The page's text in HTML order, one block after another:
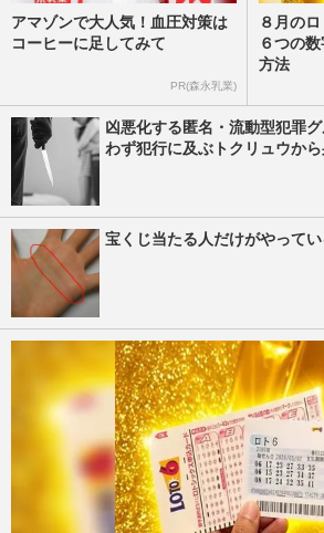
アマゾンで大人気！血圧対策は
コーヒーに足してみて
PR(森永乳業)
８月の
６つの
方法
凶悪化する匿名・流動型犯罪
わず犯行に及ぶトクリュウか
宝くじ当たる人だけがやって